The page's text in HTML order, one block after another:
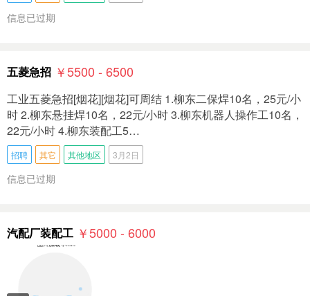
信息已过期
五菱急招 ￥5500 - 6500
工业五菱急招[烟花][烟花]可周结 1.柳东二保焊10名，25元/小
时 2.柳东悬挂焊10名，22元/小时 3.柳东机器人操作工10名，
22元/小时 4.柳东装配工5…
招聘 其它 其他地区 3月2日
信息已过期
汽配厂装配工 ￥5000 - 6000